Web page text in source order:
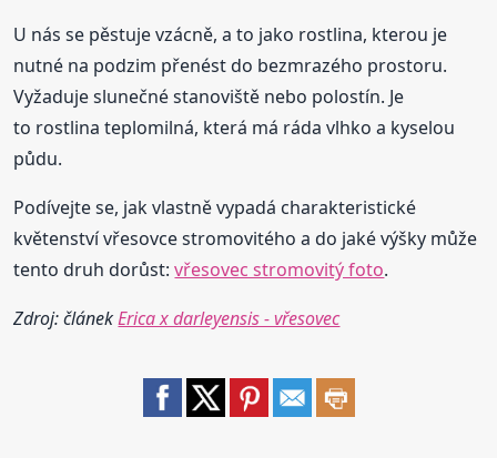
U nás se pěstuje vzácně, a to jako rostlina, kterou je
nutné na podzim přenést do bezmrazého prostoru.
Vyžaduje slunečné stanoviště nebo polostín. Je
to rostlina teplomilná, která má ráda vlhko a kyselou
půdu.
Podívejte se, jak vlastně vypadá charakteristické
květenství vřesovce stromovitého a do jaké výšky může
tento druh dorůst:vřesovec stromovitý foto.
Zdroj: článekErica x darleyensis - vřesovec